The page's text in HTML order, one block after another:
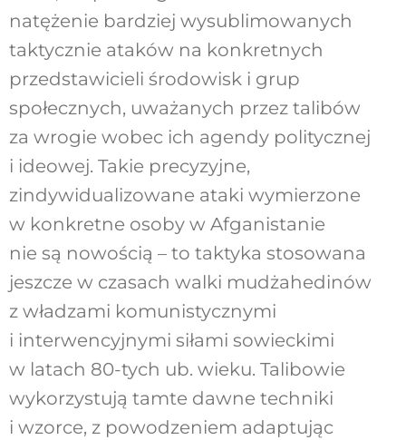
natężenie bardziej wysublimowanych
taktycznie ataków na konkretnych
przedstawicieli środowisk i grup
społecznych, uważanych przez talibów
za wrogie wobec ich agendy politycznej
i ideowej. Takie precyzyjne,
zindywidualizowane ataki wymierzone
w konkretne osoby w Afganistanie
nie są nowością – to taktyka stosowana
jeszcze w czasach walki mudżahedinów
z władzami komunistycznymi
i interwencyjnymi siłami sowieckimi
w latach 80-tych ub. wieku. Talibowie
wykorzystują tamte dawne techniki
i wzorce, z powodzeniem adaptując